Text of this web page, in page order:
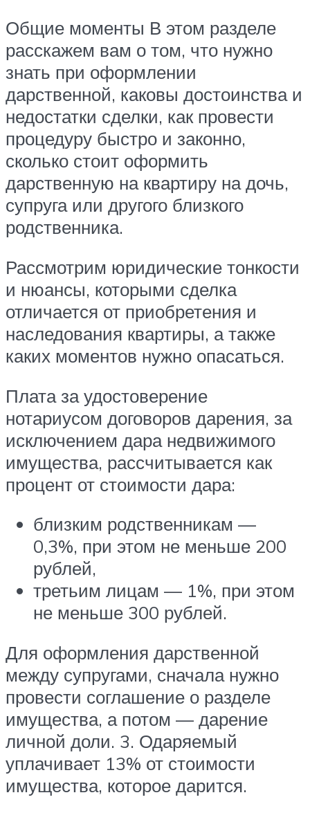
Общие моменты В этом разделе
расскажем вам о том, что нужно
знать при оформлении
дарственной, каковы достоинства и
недостатки сделки, как провести
процедуру быстро и законно,
сколько стоит оформить
дарственную на квартиру на дочь,
супруга или другого близкого
родственника.
Рассмотрим юридические тонкости
и нюансы, которыми сделка
отличается от приобретения и
наследования квартиры, а также
каких моментов нужно опасаться.
Плата за удостоверение
нотариусом договоров дарения, за
исключением дара недвижимого
имущества, рассчитывается как
процент от стоимости дара:
близким родственникам —
0,3%, при этом не меньше 200
рублей,
третьим лицам — 1%, при этом
не меньше 300 рублей.
Для оформления дарственной
между супругами, сначала нужно
провести соглашение о разделе
имущества, а потом — дарение
личной доли. 3. Одаряемый
уплачивает 13% от стоимости
имущества, которое дарится.